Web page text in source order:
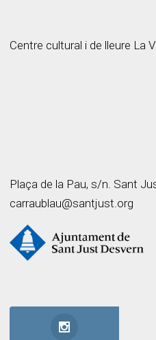
Centre cultural i de lleure La
Plaça de la Pau, s/n. Sant
carraublau@santjust.org